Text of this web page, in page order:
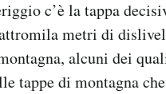
c’è la tappa
metri di
alcuni dei
tappe di montagna